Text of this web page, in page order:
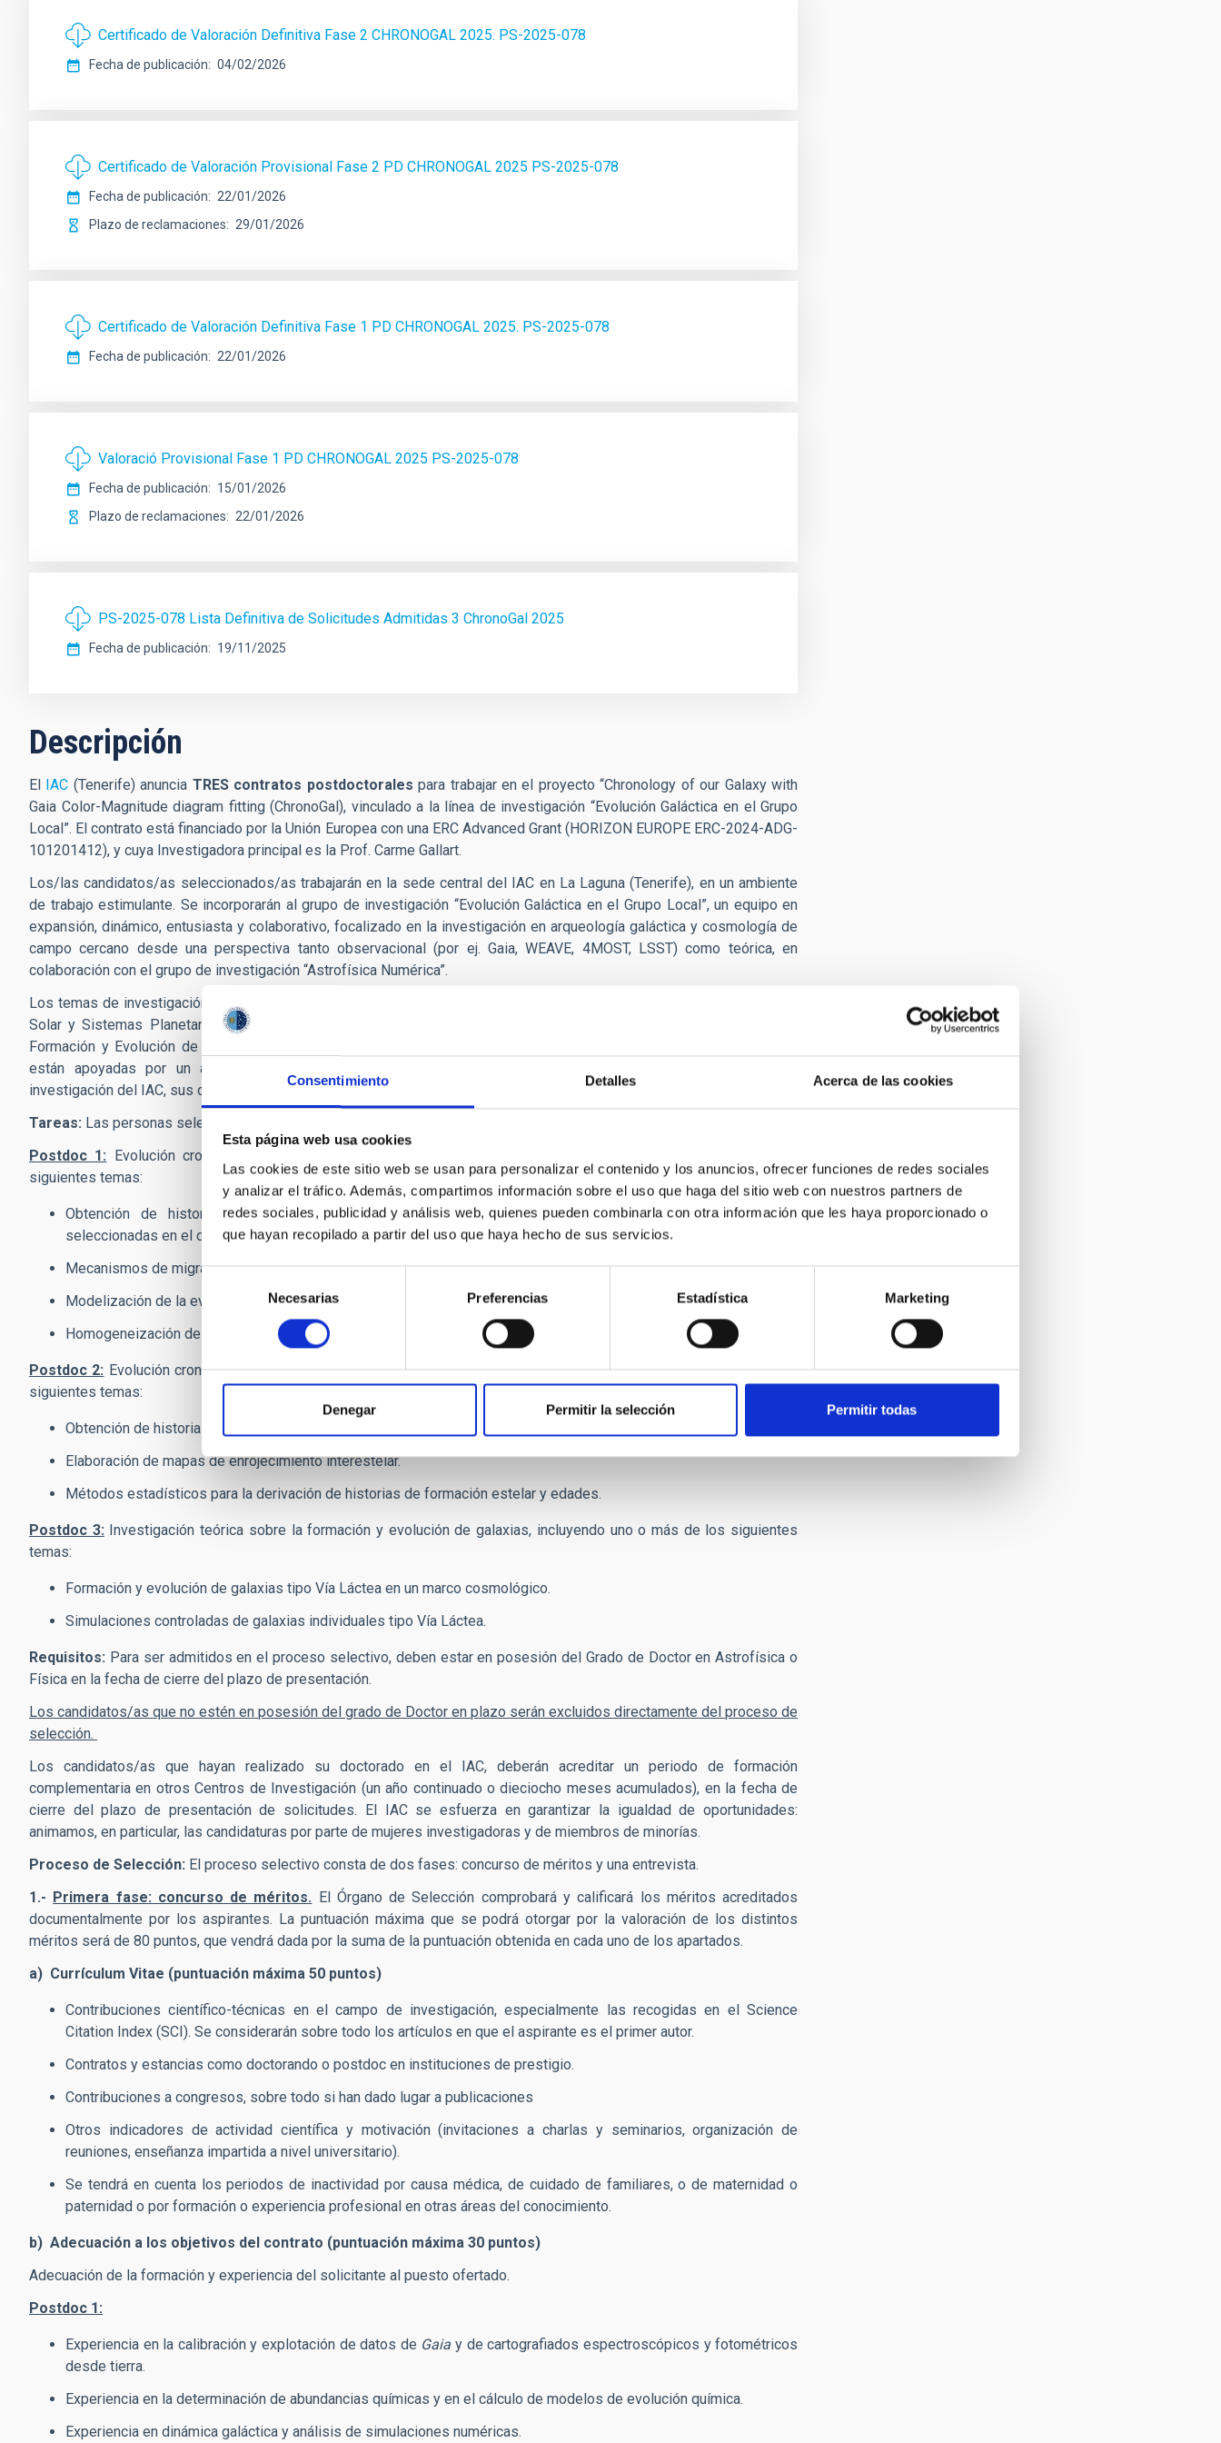
Consentimiento Detalles Acerca de las cookies
Esta página web usa cookies
Las cookies de este sitio web se usan para personalizar el contenido y los anuncios, ofrecer funciones de redes sociales
y analizar el tráfico. Además, compartimos información sobre el uso que haga del sitio web con nuestros partners de
redes sociales, publicidad y análisis web, quienes pueden combinarla con otra información que les haya proporcionado o
que hayan recopilado a partir del uso que haya hecho de sus servicios.
Selección
de
consentimiento
Necesarias Preferencias Estadística Marketing
Denegar Permitir la selección Permitir todas
Certificado de Valoración Definitiva Fase 2 CHRONOGAL 2025. PS-2025-078
Fecha de publicación 04/02/2026
Certificado de Valoración Provisional Fase 2 PD CHRONOGAL 2025 PS-2025-078
Fecha de publicación
22/01/2026
Plazo de reclamaciones
29/01/2026
Certificado de Valoración Definitiva Fase 1 PD CHRONOGAL 2025. PS-2025-078
Fecha de publicación 22/01/2026
Valoració Provisional Fase 1 PD CHRONOGAL 2025 PS-2025-078
Fecha de publicación
15/01/2026
Plazo de reclamaciones
22/01/2026
PS-2025-078 Lista Definitiva de Solicitudes Admitidas 3 ChronoGal 2025
Fecha de publicación 19/11/2025
Descripción
El IAC (Tenerife) anuncia TRES contratos postdoctorales para trabajar en el proyecto “Chronology of our Galaxy with
Gaia Color-Magnitude diagram fitting (ChronoGal), vinculado a la línea de investigación “Evolución Galáctica en el Grupo
Local”. El contrato está financiado por la Unión Europea con una ERC Advanced Grant (HORIZON EUROPE ERC-2024-ADG-
101201412), y cuya Investigadora principal es la Prof. Carme Gallart.
Los/las candidatos/as seleccionados/as trabajarán en la sede central del IAC en La Laguna (Tenerife), en un ambiente
de trabajo estimulante. Se incorporarán al grupo de investigación “Evolución Galáctica en el Grupo Local”, un equipo en
expansión, dinámico, entusiasta y colaborativo, focalizado en la investigación en arqueología galáctica y cosmología de
campo cercano desde una perspectiva tanto observacional (por ej. Gaia, WEAVE, 4MOST, LSST) como teórica, en
colaboración con el grupo de investigación “Astrofísica Numérica”.
Los temas de investigación del IAC incluyen la mayor parte de los campos de la Astrofísica: Física Solar (FS), Sistema
Solar y Sistemas Planetarios (SEYSS), Física Estelar e Interestelar (FEEI), La Vía Láctea y el Grupo Local (MWLG),
Formación y Evolución de Galaxias (FYEG) y Cosmología y Astropartículas (CYA- CTA). Estas líneas de investigación
están apoyadas por un ambicioso programa de instrumentación. Para más información sobre el programa de
investigación del IAC, sus observatorios y el telescopio GTC, ver la
Tareas: Las personas seleccionadas han de llevar a cabo investigación en los siguientes campos:
Postdoc 1: Evolución crono-químico-dinámica del disco y halo de la Vía Láctea, incluyendo uno o varios de los
siguientes temas:
Obtención de historias de formación estelar y distribuciones edad–metalicidad de muestras estelares
seleccionadas en el disco y halo de la Vía Láctea.
Mecanismos de migración estelar en el disco de la Vía Láctea.
Modelización de la evolución química teniendo en cuenta las historias de formación estelar.
Homogeneización de cartografiados espectroscópicas.
Postdoc 2: Evolución crono-químico-dinámica del disco interno y bulbo de la Vía Láctea, incluyendo uno o más de los
siguientes temas:
Obtención de historias de formación estelar del bulbo y disco interno de la Vía Láctea.
Elaboración de mapas de enrojecimiento interestelar.
Métodos estadísticos para la derivación de historias de formación estelar y edades.
Postdoc 3: Investigación teórica sobre la formación y evolución de galaxias, incluyendo uno o más de los siguientes
temas:
Formación y evolución de galaxias tipo Vía Láctea en un marco cosmológico.
Simulaciones controladas de galaxias individuales tipo Vía Láctea.
Requisitos: Para ser admitidos en el proceso selectivo, deben estar en posesión del Grado de Doctor en Astrofísica o
Física en la fecha de cierre del plazo de presentación.
Los candidatos/as que no estén en posesión del grado de Doctor en plazo serán excluidos directamente del proceso de
selección.
Los candidatos/as que hayan realizado su doctorado en el IAC, deberán acreditar un periodo de formación
complementaria en otros Centros de Investigación (un año continuado o dieciocho meses acumulados), en la fecha de
cierre del plazo de presentación de solicitudes. El IAC se esfuerza en garantizar la igualdad de oportunidades:
animamos, en particular, las candidaturas por parte de mujeres investigadoras y de miembros de minorías.
Proceso de Selección: El proceso selectivo consta de dos fases: concurso de méritos y una entrevista.
1.- Primera fase: concurso de méritos. El Órgano de Selección comprobará y calificará los méritos acreditados
documentalmente por los aspirantes. La puntuación máxima que se podrá otorgar por la valoración de los distintos
méritos será de 80 puntos, que vendrá dada por la suma de la puntuación obtenida en cada uno de los apartados.
a) Currículum Vitae (puntuación máxima 50 puntos)
Contribuciones científico-técnicas en el campo de investigación, especialmente las recogidas en el Science
Citation Index (SCI). Se considerarán sobre todo los artículos en que el aspirante es el primer autor.
Contratos y estancias como doctorando o postdoc en instituciones de prestigio.
Contribuciones a congresos, sobre todo si han dado lugar a publicaciones
Otros indicadores de actividad científica y motivación (invitaciones a charlas y seminarios, organización de
reuniones, enseñanza impartida a nivel universitario).
Se tendrá en cuenta los periodos de inactividad por causa médica, de cuidado de familiares, o de maternidad o
paternidad o por formación o experiencia profesional en otras áreas del conocimiento.
b) Adecuación a los objetivos del contrato (puntuación máxima 30 puntos)
Adecuación de la formación y experiencia del solicitante al puesto ofertado.
Postdoc 1:
Experiencia en la calibración y explotación de datos de Gaia y de cartografiados espectroscópicos y fotométricos
desde tierra.
Experiencia en la determinación de abundancias químicas y en el cálculo de modelos de evolución química.
Experiencia en dinámica galáctica y análisis de simulaciones numéricas.